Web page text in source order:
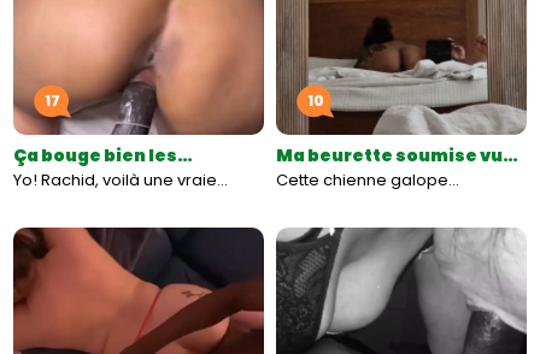
17
Ça bouge bien les…
Yo! Rachid, voilà une vraie…
10
Ma beurette soumise vu…
Cette chienne galope...